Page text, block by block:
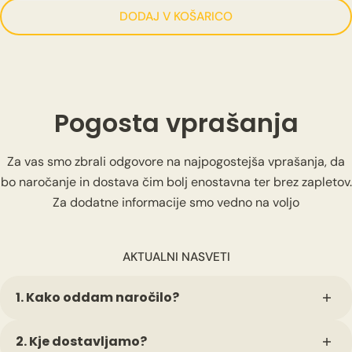
DODAJ V KOŠARICO
Pogosta vprašanja
Za vas smo zbrali odgovore na najpogostejša vprašanja, da
bo naročanje in dostava čim bolj enostavna ter brez zapletov.
Za dodatne informacije smo vedno na voljo
AKTUALNI NASVETI
1. Kako oddam naročilo?
2. Kje dostavljamo?